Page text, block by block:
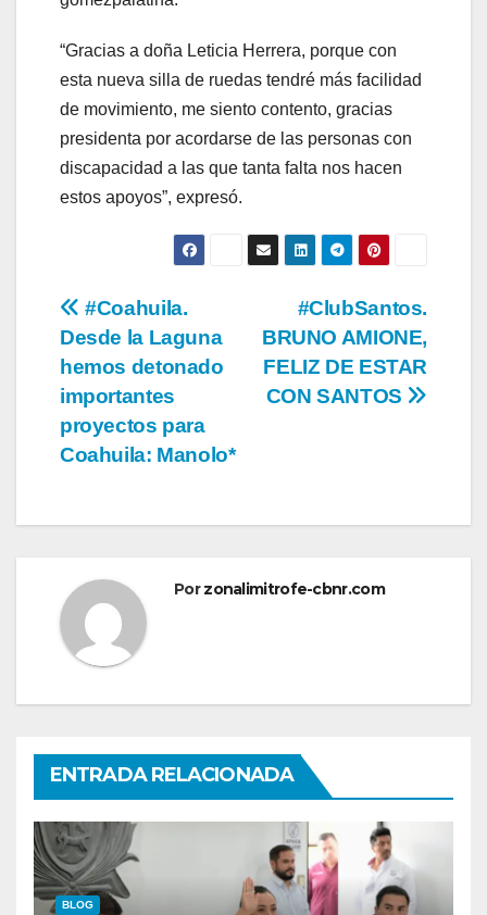
“Gracias a doña Leticia Herrera, porque con
esta nueva silla de ruedas tendré más facilidad
de movimiento, me siento contento, gracias
presidenta por acordarse de las personas con
discapacidad a las que tanta falta nos hacen
estos apoyos”, expresó.
Navegación
de
entradas
#ClubSantos.
BRUNO AMIONE,
FELIZ DE ESTAR
CON SANTOS
#Coahuila.
Desde la Laguna
hemos detonado
importantes
proyectos para
Coahuila: Manolo*
Porzonalimitrofe-cbnr.com
ENTRADA RELACIONADA
BLOG